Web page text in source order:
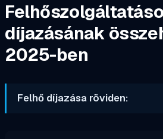
díjazásának
2025-ben
Felhő díjazása röviden: